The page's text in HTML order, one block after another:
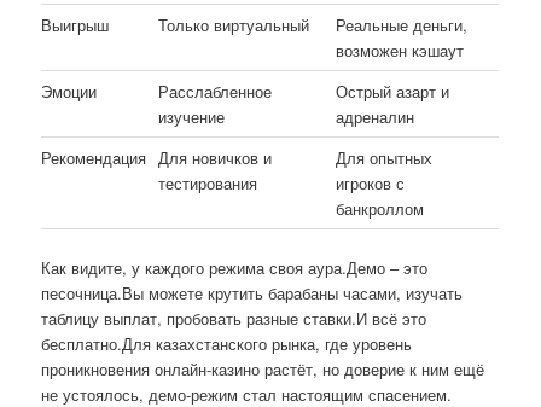
Выигрыш
Только виртуальный
Реальные деньги,
возможен кэшаут
Эмоции
Расслабленное
изучение
Острый азарт и
адреналин
Рекомендация Для новичков и
тестирования
Для опытных
игроков с
банкроллом
Как видите, у каждого режима своя аура.Демо – это
песочница.Вы можете крутить барабаны часами, изучать
таблицу выплат, пробовать разные ставки.И всё это
бесплатно.Для казахстанского рынка, где уровень
проникновения онлайн-казино растёт, но доверие к ним ещё
не устоялось, демо-режим стал настоящим спасением.